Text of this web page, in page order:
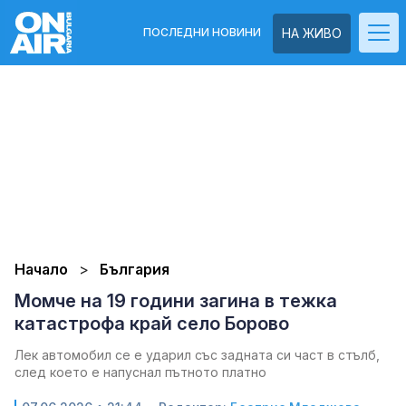
НА ЖИВО
ПОСЛЕДНИ НОВИНИ
Начало България
Момче на 19 години загина в тежка
катастрофа край село Борово
Лек автомобил се е ударил със задната си част в стълб,
след което е напуснал пътното платно